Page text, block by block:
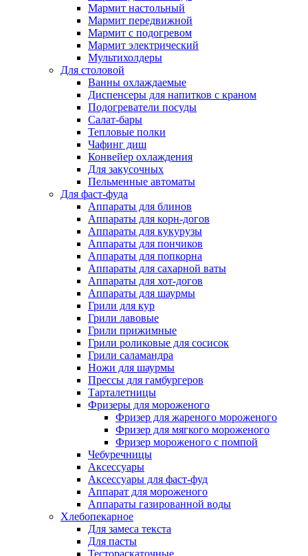
Мармит настольный
Мармит передвижной
Мармит с подогревом
Мармит электрический
Мультихолдеры
Для столовой
Ванны охлаждаемые
Диспенсеры для напитков с краном
Подогреватели посуды
Салат-бары
Тепловые полки
Чафинг диш
Конвейер охлаждения
Для закусочных
Пельменные автоматы
Для фаст-фуда
Аппараты для блинов
Аппараты для корн-догов
Аппараты для кукурузы
Аппараты для пончиков
Аппараты для попкорна
Аппараты для сахарной ваты
Аппараты для хот-догов
Аппараты для шаурмы
Грили для кур
Грили лавовые
Грили прижимные
Грили роликовые для сосисок
Грили саламандра
Ножи для шаурмы
Прессы для гамбургеров
Тарталетницы
Фризеры для мороженого
Фризер для жареного мороженого
Фризер для мягкого мороженого
Фризер мороженого с помпой
Чебуречницы
Аксессуары
Аксессуары для фаст-фуд
Аппарат для мороженого
Аппараты газированной воды
Хлебопекарное
Для замеса текста
Для пасты
Тестораскаточные